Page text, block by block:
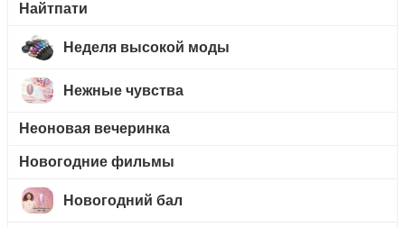
Найтпати
Неделя высокой моды
Нежные чувства
Неоновая вечеринка
Новогодние фильмы
Новогодний бал